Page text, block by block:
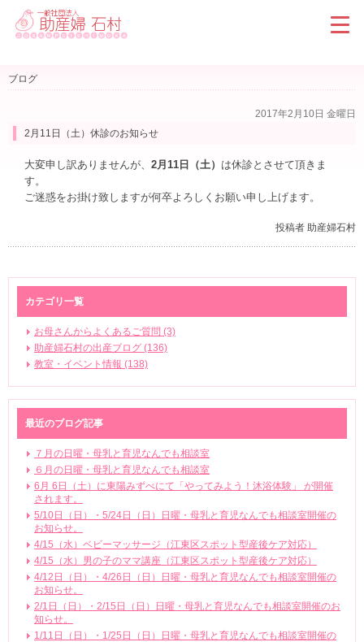
ブログ
2017年2月10日 金曜日
2月11日（土）休診のお知らせ
大変申し訳ありませんが、 2月11日（土） は休診とさせて頂きま
す。
ご迷惑をお掛け致しますが何卒よろしくお願い申し上げます。
投稿者 助産婦石村
カテゴリ一覧
お母さんからよくあるご質問 (3)
助産婦石村の出産ブログ (136)
教室・イベント情報 (138)
最近のブログ記事
７月の日曜・母乳と育児なんでも相談室
６月の日曜・母乳と育児なんでも相談室
6月 6日（土）に東陽みずべにて「やってみよう！沐浴体験」 が開催
されます。
5/10日（日）・5/24日（日）日曜・母乳と育児なんでも相談室開催の
お知らせ。
4/15（水）ベビーマッサージ（江東区スポット型産後ケア対応）
4/15（水）男の子のママ講座（江東区スポット型産後ケア対応）
4/12日（日）・4/26日（日）日曜・母乳と育児なんでも相談室開催の
お知らせ。
2/1日（日）・2/15日（日）日曜・母乳と育児なんでも相談室開催のお
知らせ。
1/11日（日）・1/25日（日）日曜・母乳と育児なんでも相談室開催の